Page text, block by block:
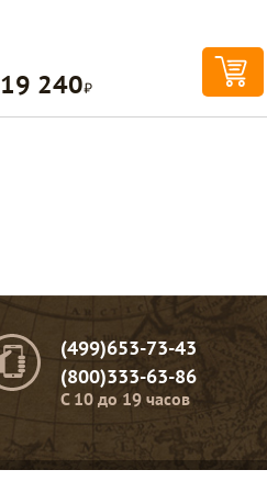
19 240Р
(499)653-73-43
(800)333-63-86
C 10 до 19 часов